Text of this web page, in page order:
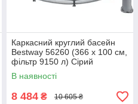
Каркасний круглий басейн
Bestway 56260 (366 x 100 см,
фільтр 9150 л) Сірий
В наявності
8 484 ₴ 10 605 ₴